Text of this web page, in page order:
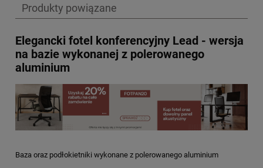
Produkty powiązane
Elegancki fotel konferencyjny Lead - wersja
na bazie wykonanej z polerowanego
aluminium
Baza oraz podłokietniki wykonane z polerowanego aluminium